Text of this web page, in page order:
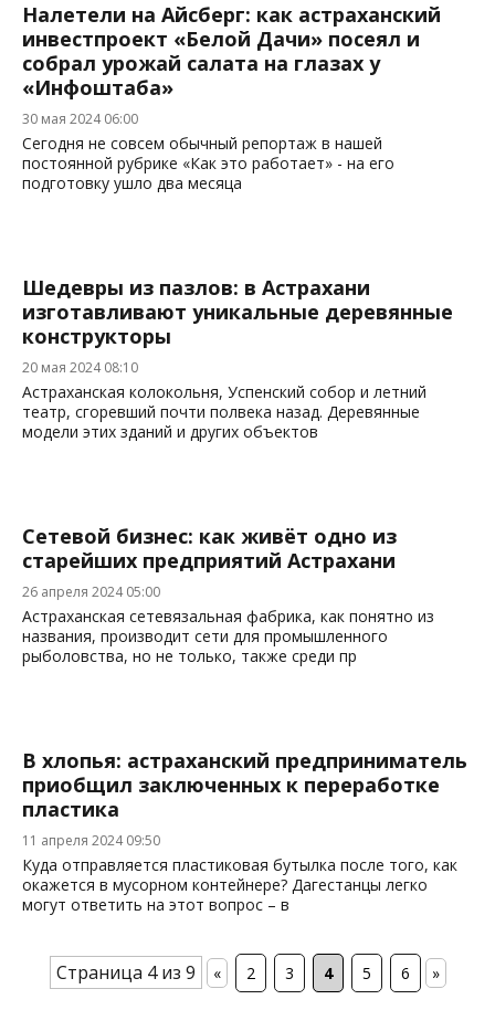
Налетели на Айсберг: как астраханский
инвестпроект «Белой Дачи» посеял и
собрал урожай салата на глазах у
«Инфоштаба»
30 мая 2024 06:00
Сегодня не совсем обычный репортаж в нашей
постоянной рубрике «Как это работает» - на его
подготовку ушло два месяца
Шедевры из пазлов: в Астрахани
изготавливают уникальные деревянные
конструкторы
20 мая 2024 08:10
Астраханская колокольня, Успенский собор и летний
театр, сгоревший почти полвека назад. Деревянные
модели этих зданий и других объектов
Сетевой бизнес: как живёт одно из
старейших предприятий Астрахани
26 апреля 2024 05:00
Астраханская сетевязальная фабрика, как понятно из
названия, производит сети для промышленного
рыболовства, но не только, также среди пр
В хлопья: астраханский предприниматель
приобщил заключенных к переработке
пластика
11 апреля 2024 09:50
Куда отправляется пластиковая бутылка после того, как
окажется в мусорном контейнере? Дагестанцы легко
могут ответить на этот вопрос – в
Страница 4 из 9 « 2 3 4 5 6 »